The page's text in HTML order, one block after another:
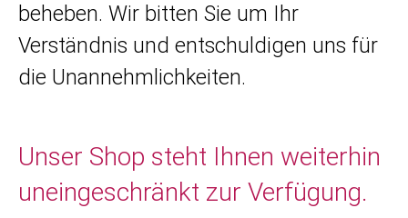
beheben. Wir bitten Sie um Ihr
Verständnis und entschuldigen uns für
die Unannehmlichkeiten.
Unser Shop steht Ihnen weiterhin
uneingeschränkt zur Verfügung.